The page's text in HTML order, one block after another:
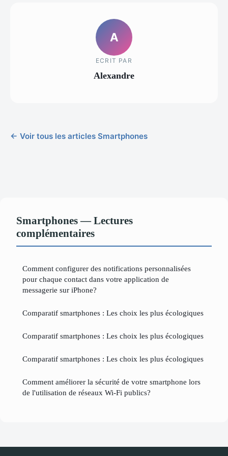
A
ECRIT PAR
Alexandre
← Voir tous les articles Smartphones
Smartphones — Lectures
complémentaires
Comment configurer des notifications personnalisées
pour chaque contact dans votre application de
messagerie sur iPhone?
Comparatif smartphones : Les choix les plus écologiques
Comparatif smartphones : Les choix les plus écologiques
Comparatif smartphones : Les choix les plus écologiques
Comment améliorer la sécurité de votre smartphone lors
de l'utilisation de réseaux Wi-Fi publics?